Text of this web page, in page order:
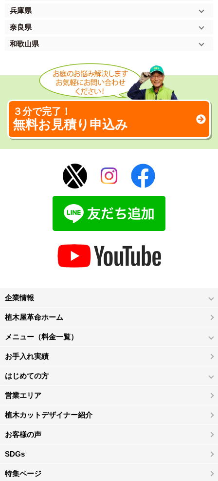
兵庫県
奈良県
和歌山県
３分で完了！
無料お見積り申込み
企業情報
植木屋革命ホーム
メニュー（料金一覧）
お手入れ実績
はじめての方
営業エリア
植木カットデザイナー紹介
お客様の声
SDGs
特集ページ